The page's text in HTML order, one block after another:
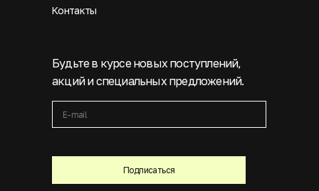
Подписаться
Будьте в курсе новых поступлений,
акций и специальных предложений.
Контакты